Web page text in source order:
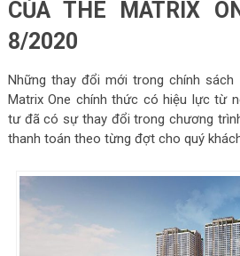
CỦA THE MATRIX
8/2020
Những thay đổi mới trong chính sách
Matrix One chính thức có hiệu lực từ
tư đã có sự thay đổi trong chương
thanh toán theo từng đợt cho quý